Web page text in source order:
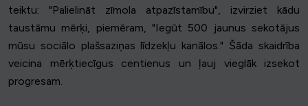
teiktu: "Palielināt zīmola atpazīstamību", izvirziet kādu
taustāmu mērķi, piemēram, "Iegūt 500 jaunus sekotājus
mūsu sociālo plašsaziņas līdzekļu kanālos." Šāda skaidrība
veicina mērķtiecīgus centienus un ļauj vieglāk izsekot
progresam.